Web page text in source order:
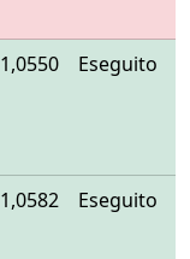
1,0550 Eseguito
1,0582 Eseguito